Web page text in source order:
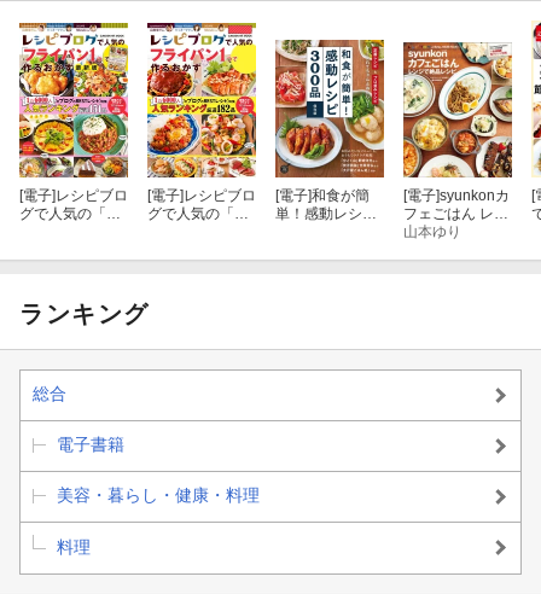
[電子]レシピブロ
グで人気の「フ
[電子]レシピブロ
グで人気の「フ
[電子]和食が簡
単！感動レシピ
[電子]syunkonカ
フェごはん レン
ジで絶品レシピ
山本ゆり
[
ランキング
総合
電子書籍
美容・暮らし・健康・料理
料理